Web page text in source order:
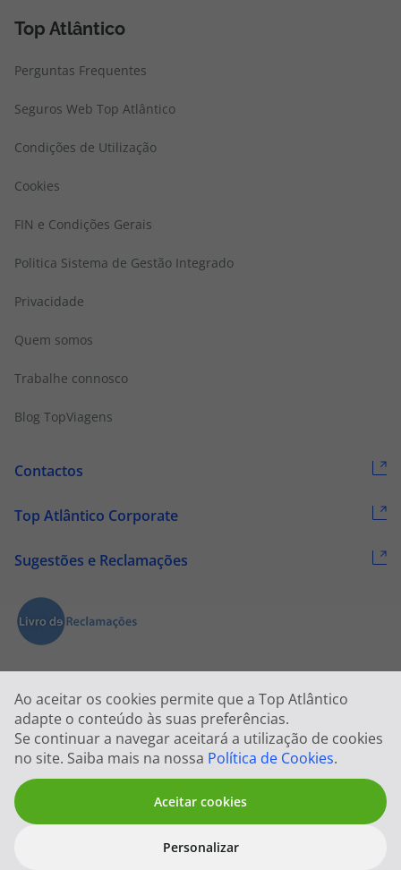
Ao aceitar os cookies permite que a Top Atlântico
adapte o conteúdo às suas preferências.
Se continuar a navegar aceitará a utilização de cookies
no site. Saiba mais na nossa Política de Cookies.
Aceitar cookies
Personalizar
Top Atlântico
Perguntas Frequentes
Seguros Web Top Atlântico
Condições de Utilização
Cookies
FIN e Condições Gerais
Politica Sistema de Gestão Integrado
Privacidade
Quem somos
Trabalhe connosco
Blog TopViagens
Contactos
Top Atlântico Corporate
Sugestões e Reclamações
2026 © Todos os direitos reservados:Top Atlântico, Viagens e Turismo